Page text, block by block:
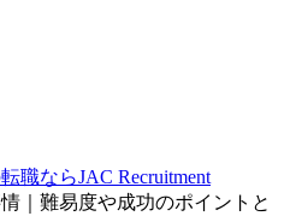
職ならJAC Recruitment
｜難易度や成功のポイントと